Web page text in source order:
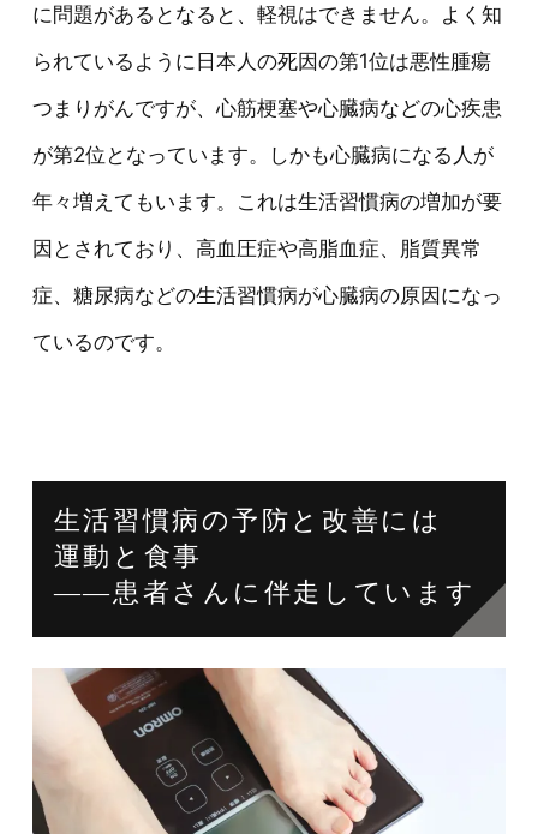
に問題があるとなると、軽視はできません。よく知
られているように日本人の死因の第1位は悪性腫瘍
つまりがんですが、心筋梗塞や心臓病などの心疾患
が第2位となっています。しかも心臓病になる人が
年々増えてもいます。これは生活習慣病の増加が要
因とされており、高血圧症や高脂血症、脂質異常
症、糖尿病などの生活習慣病が心臓病の原因になっ
ているのです。
生活習慣病の予防と改善には
運動と食事
――患者さんに伴走しています